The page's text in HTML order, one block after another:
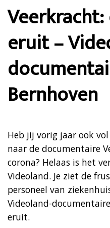
eruit –
Bernhoven
Heb jij vorig jaar ook
naar de documentaire
corona? Helaas is het
Videoland. Je ziet de
personeel van
Videoland-
eruit.